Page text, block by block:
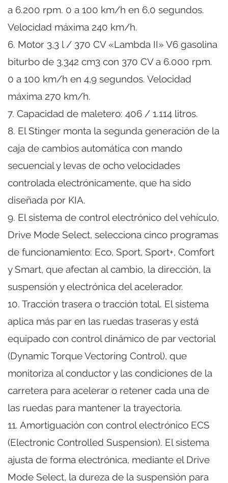
a 6.200 rpm. 0 a 100 km/h en 6,0 segundos.
Velocidad máxima 240 km/h.
6. Motor 3,3 l / 370 CV «Lambda II» V6 gasolina
biturbo de 3.342 cm3 con 370 CV a 6.000 rpm.
0 a 100 km/h en 4,9 segundos. Velocidad
máxima 270 km/h.
7. Capacidad de maletero: 406 / 1.114 litros.
8. El Stinger monta la segunda generación de la
caja de cambios automática con mando
secuencial y levas de ocho velocidades
controlada electrónicamente, que ha sido
diseñada por KIA.
9. El sistema de control electrónico del vehículo,
Drive Mode Select, selecciona cinco programas
de funcionamiento: Eco, Sport, Sport+, Comfort
y Smart, que afectan al cambio, la dirección, la
suspensión y electrónica del acelerador.
10. Tracción trasera o tracción total. El sistema
aplica más par en las ruedas traseras y está
equipado con control dinámico de par vectorial
(Dynamic Torque Vectoring Control), que
monitoriza al conductor y las condiciones de la
carretera para acelerar o retener cada una de
las ruedas para mantener la trayectoria.
11. Amortiguación con control electrónico ECS
(Electronic Controlled Suspension). El sistema
ajusta de forma electrónica, mediante el Drive
Mode Select, la dureza de la suspensión para